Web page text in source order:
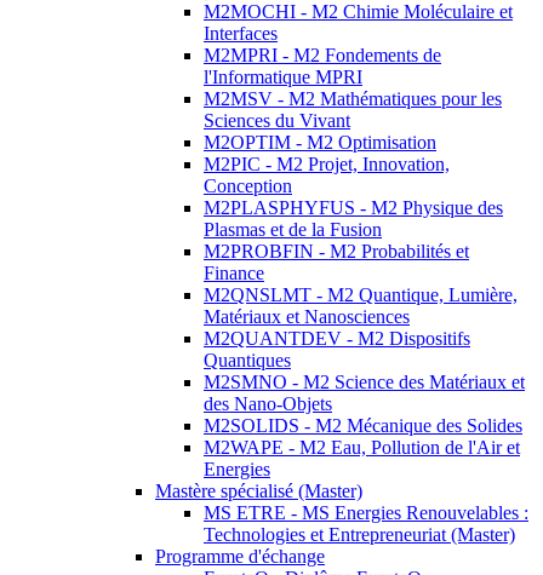
M2MOCHI - M2 Chimie Moléculaire et
Interfaces
M2MPRI - M2 Fondements de
l'Informatique MPRI
M2MSV - M2 Mathématiques pour les
Sciences du Vivant
M2OPTIM - M2 Optimisation
M2PIC - M2 Projet, Innovation,
Conception
M2PLASPHYFUS - M2 Physique des
Plasmas et de la Fusion
M2PROBFIN - M2 Probabilités et
Finance
M2QNSLMT - M2 Quantique, Lumière,
Matériaux et Nanosciences
M2QUANTDEV - M2 Dispositifs
Quantiques
M2SMNO - M2 Science des Matériaux et
des Nano-Objets
M2SOLIDS - M2 Mécanique des Solides
M2WAPE - M2 Eau, Pollution de l'Air et
Energies
Mastère spécialisé (Master)
MS ETRE - MS Energies Renouvelables :
Technologies et Entrepreneuriat (Master)
Programme d'échange